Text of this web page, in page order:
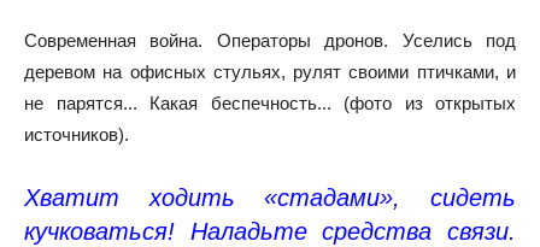
Современная война. Операторы дронов. Уселись под
деревом на офисных стульях, рулят своими птичками, и
не парятся... Какая беспечность... (фото из открытых
источников).
Хватит ходить «стадами», сидеть
кучковаться! Наладьте средства связи.